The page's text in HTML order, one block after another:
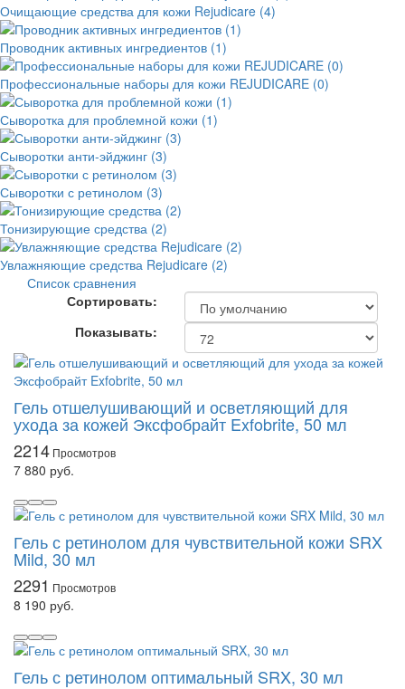
Очищающие средства для кожи Rejudicare (4)
Проводник активных ингредиентов (1)
Профессиональные наборы для кожи REJUDICARE (0)
Сыворотка для проблемной кожи (1)
Сыворотки анти-эйджинг (3)
Сыворотки с ретинолом (3)
Тонизирующие средства (2)
Увлажняющие средства Rejudicare (2)
Список сравнения
Сортировать:
Показывать:
Гель отшелушивающий и осветляющий для
ухода за кожей Эксфобрайт Exfobrite, 50 мл
2214
7 880 руб.
Гель с ретинолом для чувствительной кожи SRX
Mild, 30 мл
2291
8 190 руб.
Гель с ретинолом оптимальный SRX, 30 мл